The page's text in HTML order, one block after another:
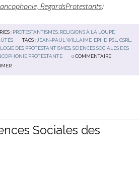
RegardsProtestants)
: PROTESTANTISMES, RELIGIONS À LA LOUPE,
TAGS :JEAN-PAUL WILLAIME, EPHE, PSL,GSRL,
DES PROTESTANTISMES,SCIENCES SOCIALES DES
PROTESTANTE 0 COMMENTAIRE
Sociales des